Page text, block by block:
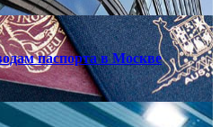
паспорта в Москве